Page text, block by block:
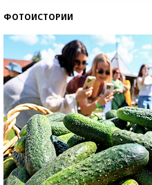
ФОТОИСТОРИИ